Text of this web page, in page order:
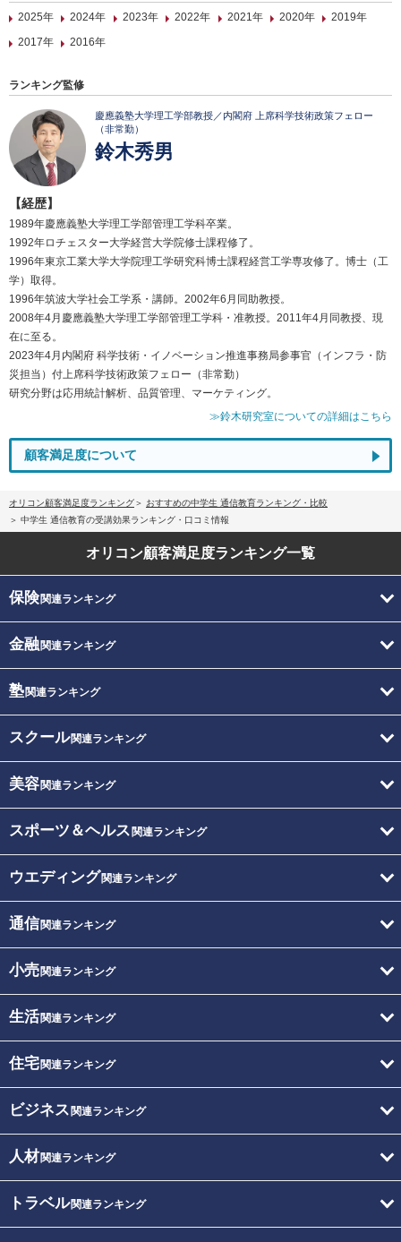
2025年
2024年 2023年 2022年 2021年 2020年
2019年
2017年
2016年
ランキング監修
慶應義塾大学理工学部教授／内閣府 上席科学技術政策フェロー
（非常勤）
鈴木秀男
【経歴】
1989年慶應義塾大学理工学部管理工学科卒業。
1992年ロチェスター大学経営大学院修士課程修了。
1996年東京工業大学大学院理工学研究科博士課程経営工学専攻修了。博士（工
学）取得。
1996年筑波大学社会工学系・講師。2002年6月同助教授。
2008年4月慶應義塾大学理工学部管理工学科・准教授。2011年4月同教授、現
在に至る。
2023年4月内閣府 科学技術・イノベーション推進事務局参事官（インフラ・防
災担当）付上席科学技術政策フェロー（非常勤）
研究分野は応用統計解析、品質管理、マーケティング。
≫鈴木研究室についての詳細はこちら
顧客満足度について
オリコン顧客満足度ランキング
おすすめの中学生 通信教育ランキング・比較
中学生 通信教育の受講効果ランキング・口コミ情報
オリコン顧客満足度ランキング一覧
保険関連ランキング
金融関連ランキング
塾関連ランキング
スクール関連ランキング
美容関連ランキング
スポーツ＆ヘルス 関連ランキング
ウエディング関連ランキング
通信関連ランキング
小売関連ランキング
生活関連ランキング
住宅関連ランキング
ビジネス 関連ランキング
人材関連ランキング
トラベル関連ランキング